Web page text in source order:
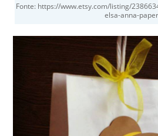
Fonte: https://www.etsy.com/listing/
elsa-anna-paper